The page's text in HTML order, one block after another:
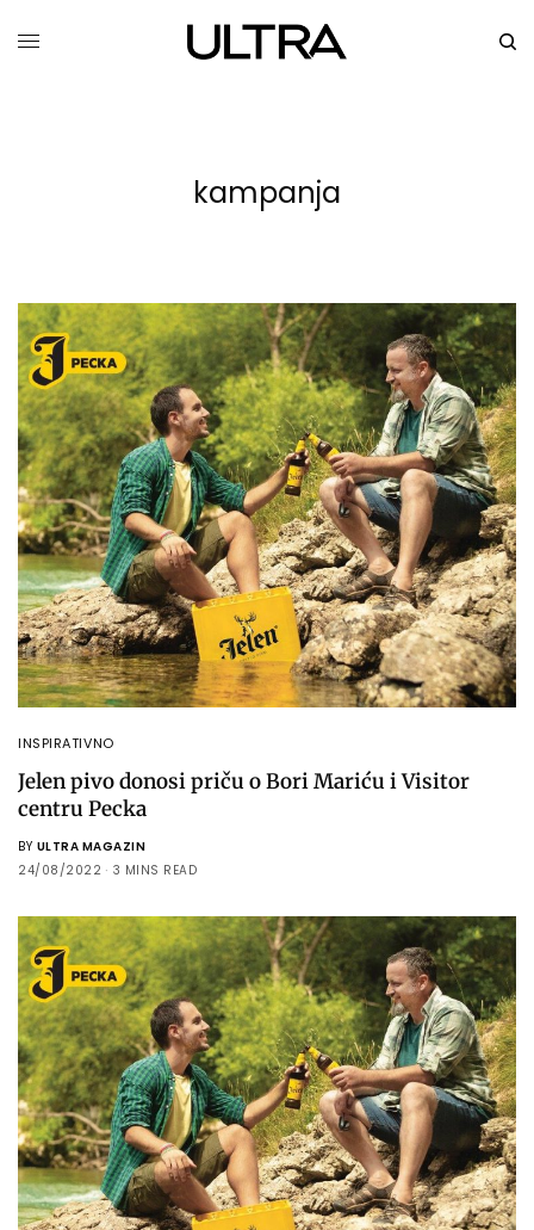
kampanja
INSPIRATIVNO
Jelen pivo donosi priču o Bori Mariću i Visitor
centru Pecka
BY ULTRA MAGAZIN
24/08/2022
3 MINS READ